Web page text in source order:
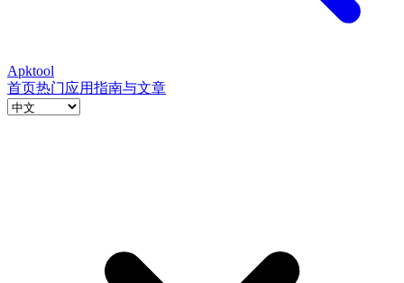
Apktool
首页热门应用指南与文章